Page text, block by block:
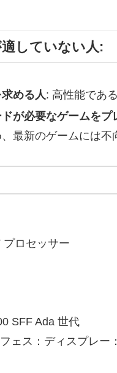
していない人:
める人: 高性能であ
が必要なゲームをプ
最新のゲームには不
ロセッサー
SFF Ada 世代
ェス：ディスプレ